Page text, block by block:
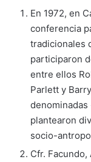
En 1972, en
conferencia
tradicionales
participaron
entre ellos
Parlett y
denominadas
plantearon
socio-
Cfr. Facundo,